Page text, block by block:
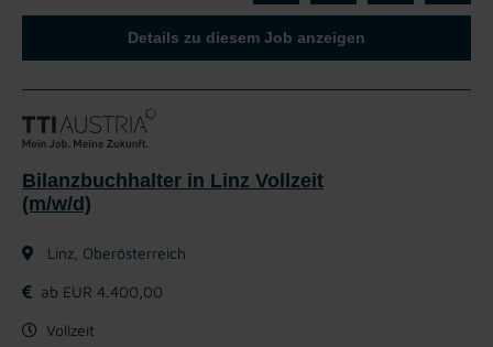
Details zu diesem Job anzeigen
Bilanzbuchhalter in Linz Vollzeit
(m/w/d)
Linz, Oberösterreich
ab EUR 4.400,00
Vollzeit